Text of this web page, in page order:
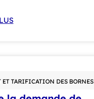
ET TARIFICATION DES BORNES